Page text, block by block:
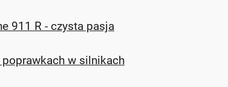
911 R - czysta pasja
w silnikach